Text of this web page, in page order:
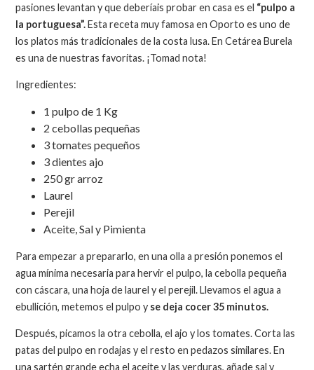
pasiones levantan y que deberíais probar en casa es el “pulpo a
la portuguesa”.Esta receta muy famosa en Oporto es uno de
los platos más tradicionales de la costa lusa. En Cetárea Burela
es una de nuestras favoritas. ¡Tomad nota!
Ingredientes:
1 pulpo de 1 Kg
2 cebollas pequeñas
3 tomates pequeños
3 dientes ajo
250 gr arroz
Laurel
Perejil
Aceite, Sal y Pimienta
Para empezar a prepararlo, en una olla a presión ponemos el
agua mínima necesaria para hervir el pulpo, la cebolla pequeña
con cáscara, una hoja de laurel y el perejil. Llevamos el agua a
ebullición, metemos el pulpo y se deja cocer 35 minutos.
Después, picamos la otra cebolla, el ajo y los tomates. Corta las
patas del pulpo en rodajas y el resto en pedazos similares. En
una sartén grande echa el aceite y las verduras, añade sal y